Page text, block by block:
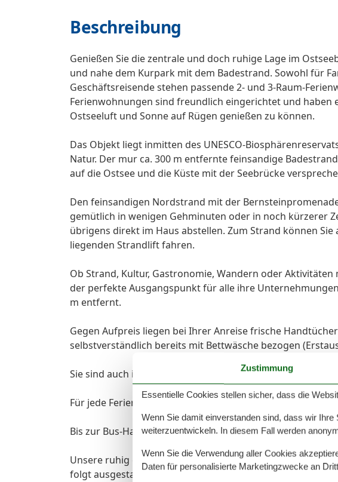
Beschreibung
Genießen Sie die zentrale und doch ruhige Lage im
und nahe dem Kurpark mit dem Badestrand. Sowohl für
Geschäftsreisende stehen passende 2- und 3-Raum-
Ferienwohnungen sind freundlich eingerichtet und haben
Ostseeluft und Sonne auf Rügen genießen zu können.
Das Objekt liegt inmitten des UNESCO-
Natur. Der mur ca. 300 m entfernte feinsandige
auf die Ostsee und die Küste mit der Seebrücke
Den feinsandigen Nordstrand mit der
gemütlich in wenigen Gehminuten oder in noch kürzerer
übrigens direkt im Haus abstellen. Zum Strand können
liegenden Strandlift fahren.
Ob Strand, Kultur, Gastronomie, Wandern oder
der perfekte Ausgangspunkt für alle ihre
m entfernt.
Gegen Aufpreis liegen bei Ihrer Anreise frische
selbstverständlich bereits mit Bettwäsche bezogen
Sie sind auch im Urlaub gern online? In den
Für jede Ferienwohnung steht ein Parkplatz zur Verfügung.
Bis zur Bus-Haltestelle des öffentlichen Nahverkehrs sind
Unsere ruhig gelegene, helle und lichtdurchflutete 2-
folgt ausgestattet:
Zustimmung
Essentielle Cookies stellen sicher, dass die
Wenn Sie damit einverstanden sind, dass wir
weiterzuentwickeln. In diesem Fall werden
Wenn Sie die Verwendung aller Cookies
Daten für personalisierte Marketingzwecke an